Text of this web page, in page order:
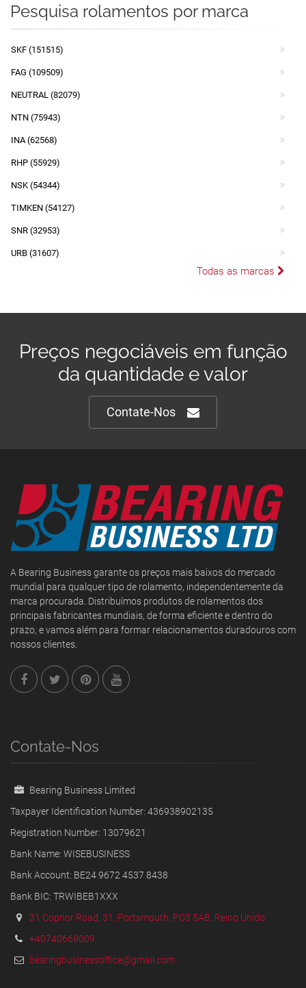
Pesquisa rolamentos por marca
SKF (151515)
FAG (109509)
NEUTRAL (82079)
NTN (75943)
INA (62568)
RHP (55929)
NSK (54344)
TIMKEN (54127)
SNR (32953)
URB (31607)
Todas as marcas
Preços negociáveis em função
da quantidade e valor
Contate-Nos
A Bearing Business garante os preços mais baixos do mercado
mundial para qualquer tipo de rolamento, independentemente da
marca procurada. Distribuímos produtos de rolamentos dos
principais fabricantes mundiais, de forma eficiente e dentro do
prazo, e vamos além para formar relacionamentos duradouros com
nossos clientes.
Contate-Nos
Bearing Business Limited
Taxpayer Identification Number: 436938902135
Registration Number: 13079621
Bank Name: WISEBUSINESS
Bank Account: BE24 9672 4537 8438
Bank BIC: TRWIBEB1XXX
31 Copnor Road, 31, Portsmouth, PO3 5AB, Reino Unido
+40740669009
bearingbusinessoffice@gmail.com